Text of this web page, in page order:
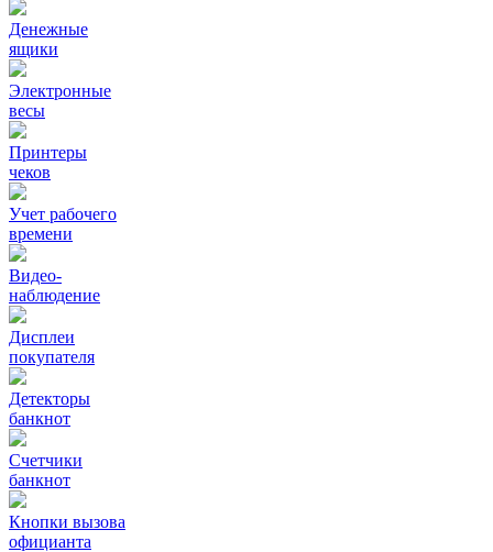
Денежные
ящики
Электронные
весы
Принтеры
чеков
Учет рабочего
времени
Видео‑
наблюдение
Дисплеи
покупателя
Детекторы
банкнот
Счетчики
банкнот
Кнопки вызова
официанта